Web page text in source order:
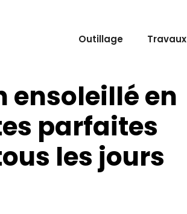
Outillage Travaux
ensoleillé en
parfaites
les jours